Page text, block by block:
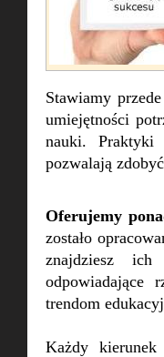
Stawiamy
umiejętności
nauki. Praktyki
pozwalają
Oferujemy
zostało
znajdziesz
odpowiadające
trendom
Każdy